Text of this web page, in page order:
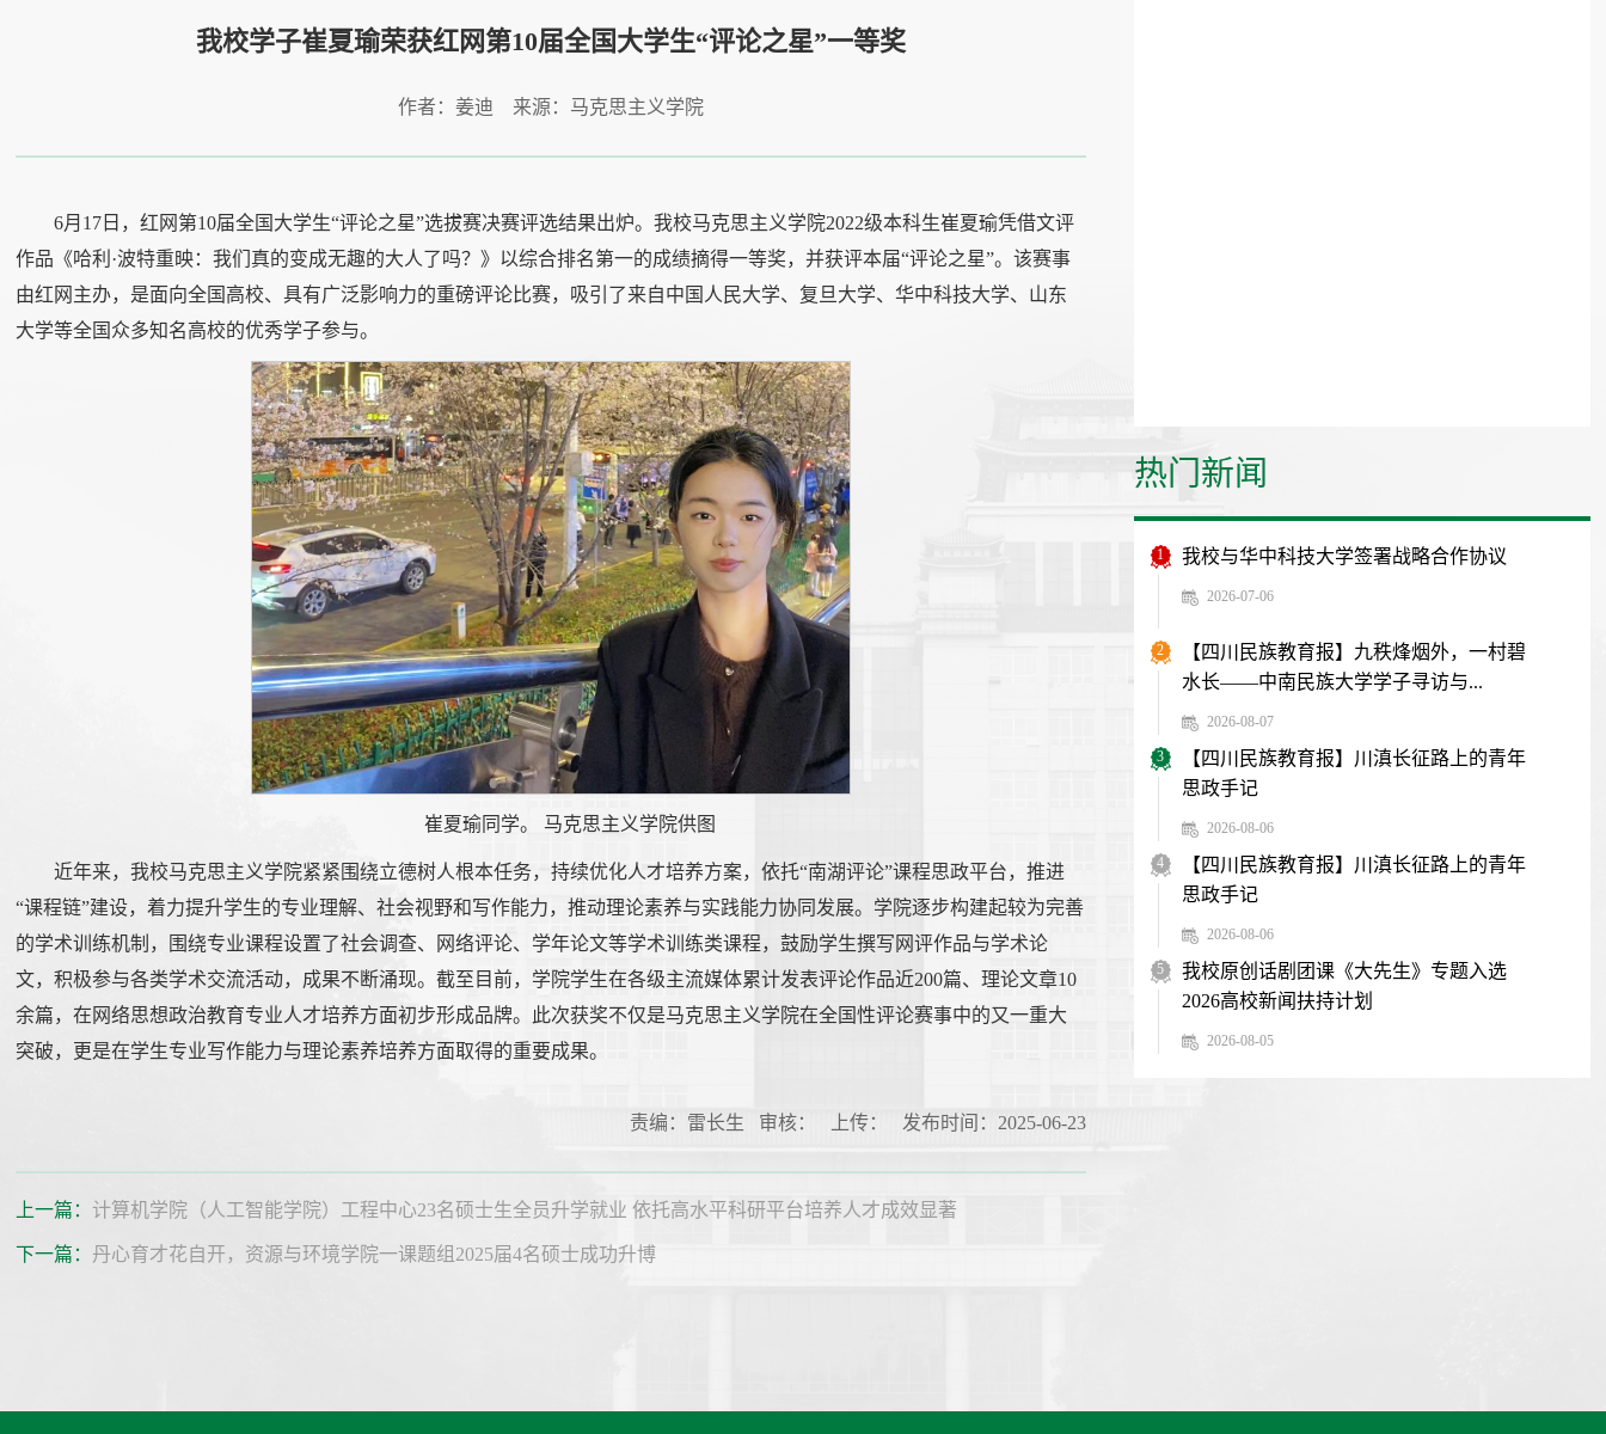
我校学子崔夏瑜荣获红网第10届全国大学生“评论之星”一等奖
作者：姜迪 来源：马克思主义学院
6月17日，红网第10届全国大学生“评论之星”选拔赛决赛评选结果出炉。我校马克思主义学院2022级本科生崔夏瑜凭借文评
作品《哈利·波特重映：我们真的变成无趣的大人了吗？》以综合排名第一的成绩摘得一等奖，并获评本届“评论之星”。该赛事
由红网主办，是面向全国高校、具有广泛影响力的重磅评论比赛，吸引了来自中国人民大学、复旦大学、华中科技大学、山东
大学等全国众多知名高校的优秀学子参与。
崔夏瑜同学。 马克思主义学院供图
近年来，我校马克思主义学院紧紧围绕立德树人根本任务，持续优化人才培养方案，依托“南湖评论”课程思政平台，推进
“课程链”建设，着力提升学生的专业理解、社会视野和写作能力，推动理论素养与实践能力协同发展。学院逐步构建起较为完善
的学术训练机制，围绕专业课程设置了社会调查、网络评论、学年论文等学术训练类课程，鼓励学生撰写网评作品与学术论
文，积极参与各类学术交流活动，成果不断涌现。截至目前，学院学生在各级主流媒体累计发表评论作品近200篇、理论文章10
余篇，在网络思想政治教育专业人才培养方面初步形成品牌。此次获奖不仅是马克思主义学院在全国性评论赛事中的又一重大
突破，更是在学生专业写作能力与理论素养培养方面取得的重要成果。
责编：雷长生 审核： 上传： 发布时间：2025-06-23
上一篇： 计算机学院（人工智能学院）工程中心23名硕士生全员升学就业 依托高水平科研平台培养人才成效显著
下一篇： 丹心育才花自开，资源与环境学院一课题组2025届4名硕士成功升博
热门新闻
1 我校与华中科技大学签署战略合作协议
2026-07-06
2
【四川民族教育报】九秩烽烟外，一村碧
水长——中南民族大学学子寻访与...
2026-08-07
3
【四川民族教育报】川滇长征路上的青年
思政手记
2026-08-06
4
【四川民族教育报】川滇长征路上的青年
思政手记
2026-08-06
5
我校原创话剧团课《大先生》专题入选
2026高校新闻扶持计划
2026-08-05